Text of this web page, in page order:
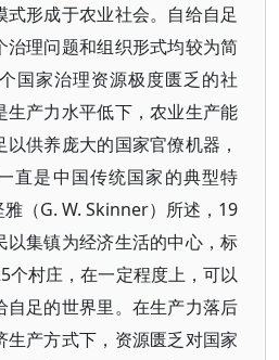
形成于农业社会。自给自足
治理问题和组织形式均较为简
国家治理资源极度匮乏的社
生产力水平低下，农业生产能
供养庞大的国家官僚机器，
直是中国传统国家的典型特
（G. W. Skinner）所述，19
以集镇为经济生活的中心，标
村庄，在一定程度上，可以
自足的世界里。在生产力落后
产方式下，资源匮乏对国家